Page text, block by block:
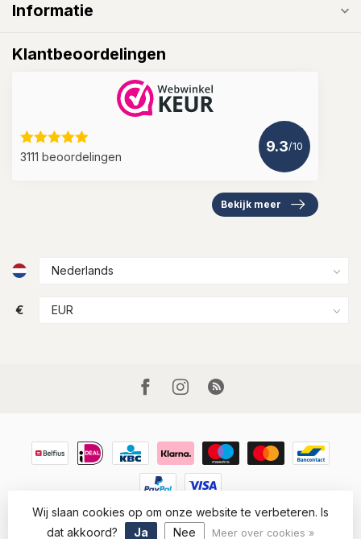
Informatie
Klantbeoordelingen
3111 beoordelingen
9.3/10
Bekijk meer
€
© Copyright 2026 Houtkamp Lederwaren- Powered by
Lightspeed- Lightspeed designbyDyvelopment
Wij slaan cookies op om onze website te verbeteren. Is
dat akkoord?
Ja Nee Meer over cookies »